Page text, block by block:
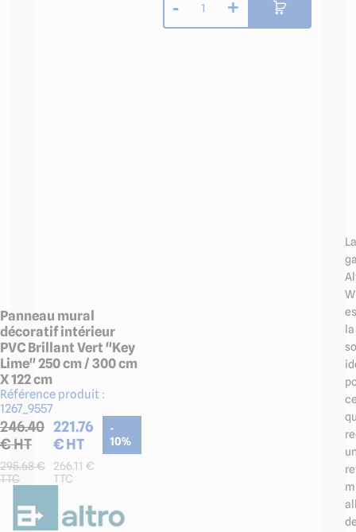
Panneau mural
décoratif intérieur
PVC Brillant Vert "Key
Lime" 250 cm / 300 cm
X 122 cm
Référence produit :
1267_9557
246.40
€ HT
221.76
€ HT
-
10%
295.68€
TTC
266.11 €
TTC
- 1 +
La
la